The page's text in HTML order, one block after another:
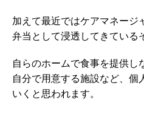
加えて最近ではケアマネージ
弁当として浸透してきている
自らのホームで食事を提供し
自分で用意する施設など、個
いくと思われます。